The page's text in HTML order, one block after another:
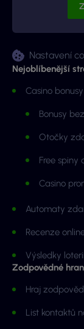
Nastavení
Nejoblíbenější
Casino bonusy
Bonusy
Otočky
Free spiny
Casino
Automaty
Recenze
Výsledky
Zodpovědné
Hraj
List kontaktů